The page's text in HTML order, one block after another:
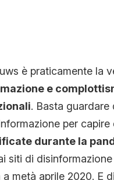
è praticamente la
e
. Basta guardare
per capire
durante la
siti di
a metà aprile 2020. E